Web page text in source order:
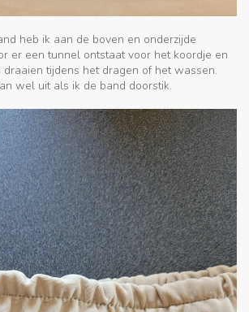
heb ik aan de boven en onderzijde
er een tunnel ontstaat voor het koordje en
tijdens het dragen of het wassen.
wel uit als ik de band doorstik.